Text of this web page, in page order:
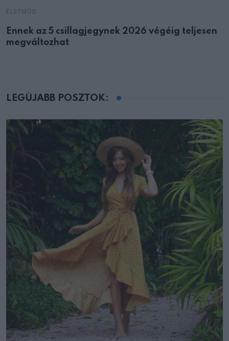
Ennek az 5 csillagjegynek 2026 végéig teljesen
megváltozhat
LEGÚJABB POSZTOK: